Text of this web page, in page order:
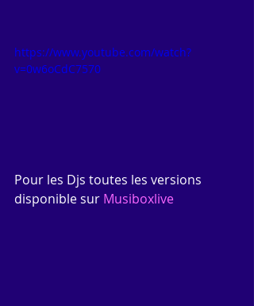
https://www.youtube.com/watch?
v=0w6oCdC7570
Pour les Djs toutes les versions
disponible sur Musiboxlive